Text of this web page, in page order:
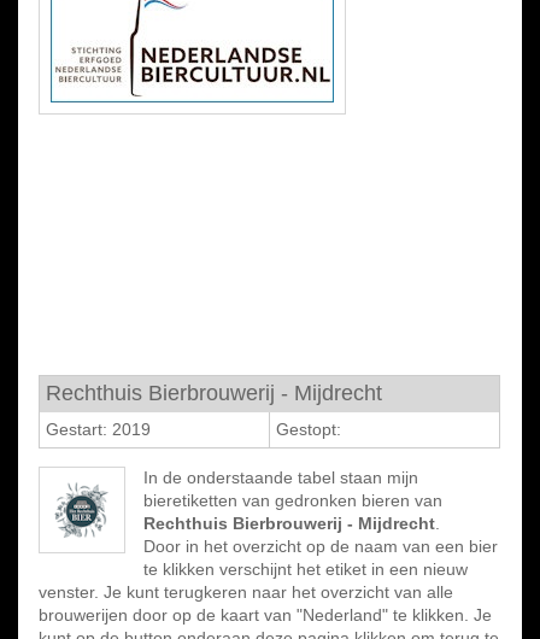
Rechthuis Bierbrouwerij - Mijdrecht
Gestart: 2019 Gestopt:
In de onderstaande tabel staan mijn
bieretiketten van gedronken bieren van
Rechthuis Bierbrouwerij - Mijdrecht
Door in het overzicht op de naam van een bier
te klikken verschijnt het etiket in een nieuw
venster. Je kunt terugkeren naar het overzicht van alle
brouwerijen door op de kaart van "Nederland" te klikken. Je